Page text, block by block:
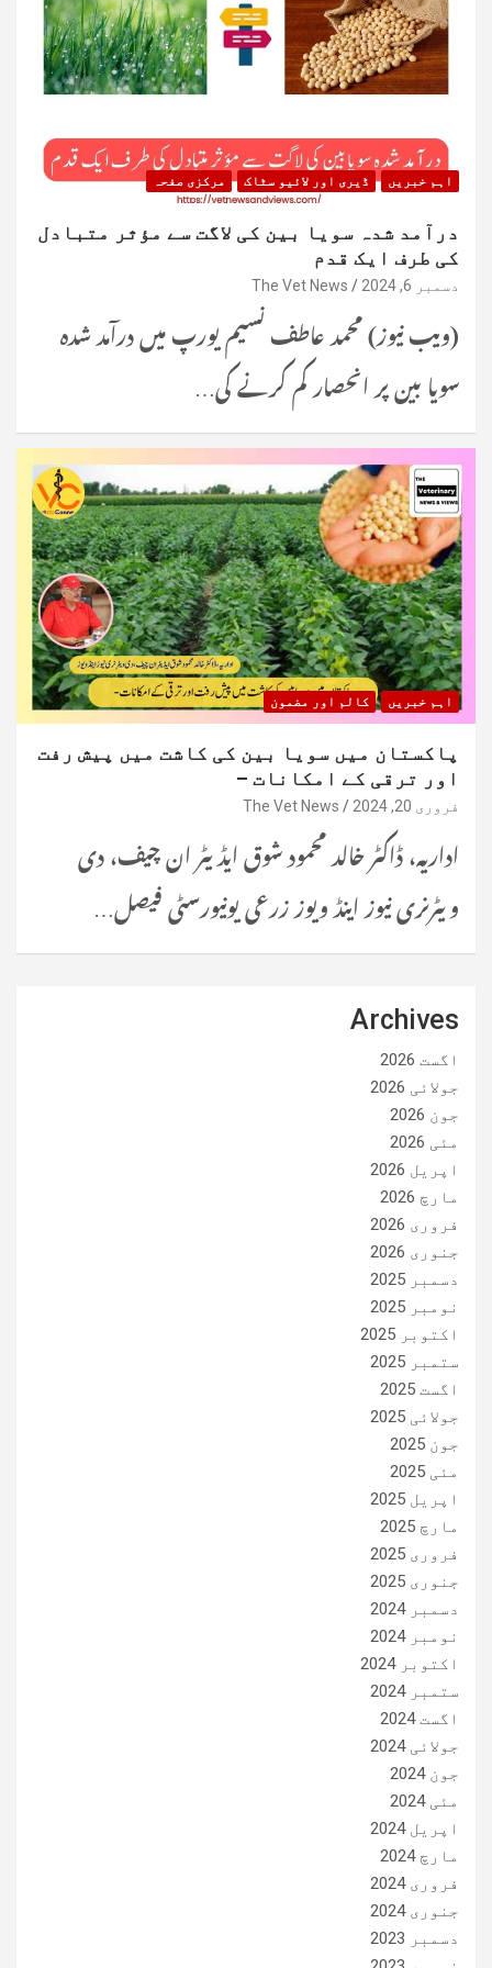
اہم خبریں ڈیری اور لائیو سٹاک مرکزی صفحہ
درآمد شدہ سویا بین کی لاگت سے مؤثر متبادل
کی طرف ایک قدم
دسمبر 6, 2024 The Vet News
(ویب نیوز) محمد عاطف نسیم یورپ میں درآمد شدہ
سویا بین پر انحصار کم کرنے کی…
اہم خبریں کالم اور مضمون
پاکستان میں سویا بین کی کاشت میں پیش رفت
اور ترقی کے امکانات –
فروری 20, 2024 The Vet News
اداریہ، ڈاکٹر خالد محمود شوق ایڈیٹر ان چیف، دی
ویٹرنری نیوز اینڈ ویوز زرعی یونیورسٹی فیصل…
Archives
اگست 2026
جولائی 2026
جون 2026
مئی 2026
اپریل 2026
مارچ 2026
فروری 2026
جنوری 2026
دسمبر 2025
نومبر 2025
اکتوبر 2025
ستمبر 2025
اگست 2025
جولائی 2025
جون 2025
مئی 2025
اپریل 2025
مارچ 2025
فروری 2025
جنوری 2025
دسمبر 2024
نومبر 2024
اکتوبر 2024
ستمبر 2024
اگست 2024
جولائی 2024
جون 2024
مئی 2024
اپریل 2024
مارچ 2024
فروری 2024
جنوری 2024
دسمبر 2023